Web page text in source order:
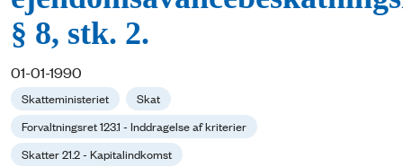
§ 8, stk. 2.
01-01-1990
Skatteministeriet
Skat
Forvaltningsret 123.1 - Inddragelse af kriterier
Skatter 21.2 - Kapitalindkomst